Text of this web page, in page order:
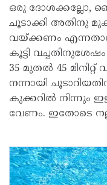
ഒരു ദോശക്കല്ലോ,
ചൂടാക്കി അതിനു
വയ്ക്കണം
കൂട്ടി
35 മുതൽ 45
നന്നായി
കുക്കറിൽ നിന്നും
വേണം. ഇതോടെ